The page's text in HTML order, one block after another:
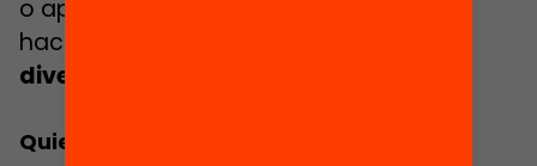
o aprendizajes. ¡Y la única manera de
hacer esto es
divertirte y dejarte sorprender!
Quieres saber más?